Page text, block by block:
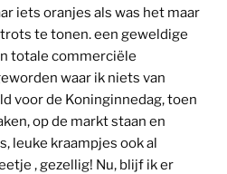
iets oranjes als was het maar
te tonen. een geweldige
totale commerciële
waar ik niets van
voor de Koninginnedag, toen
op de markt staan en
leuke kraampjes ook al
, gezellig! Nu, blijf ik er